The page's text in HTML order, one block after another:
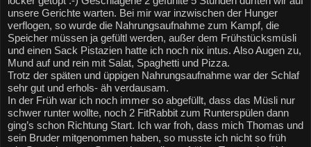
unsere Gerichte warten. Bei mir war inzwischen der Hunger
verflogen, so wurde die Nahrungsaufnahme zum Kampf, die
Speicher müssen ja gefültl werden, außer dem Frühstücksmüsli
und einen Sack Pistazien hatte ich noch nix intus. Also Augen zu,
Mund auf und rein mit Salat, Spaghetti und Pizza.
Trotz der späten und üppigen Nahrungsaufnahme war der Schlaf
sehr gut und erhols- äh verdausam.
In der Früh war ich noch immer so abgefüllt, dass das Müsli nur
schwer runter wollte, noch 2 FitRabbit zum Runterspülen dann
ging’s schon Richtung Start. Ich war froh, dass mich Thomas und
sein Bruder mitgenommen haben, so musste ich nicht so früh